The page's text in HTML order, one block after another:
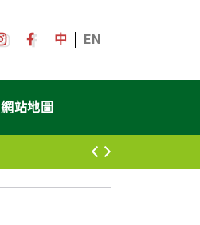
中 EN
網站地圖